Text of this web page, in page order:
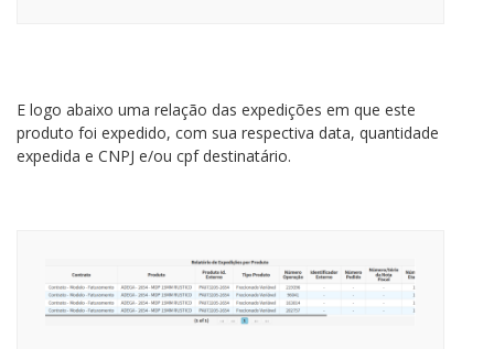
E logo abaixo uma relação das expedições em que este
produto foi expedido, com sua respectiva data, quantidade
expedida e CNPJ e/ou cpf destinatário.